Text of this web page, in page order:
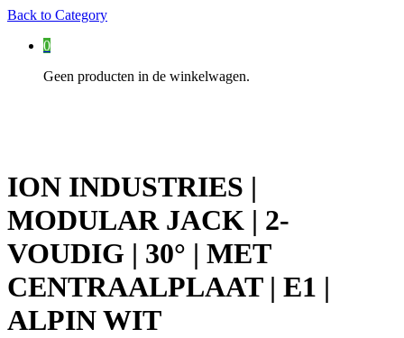
Back to Category
0
Geen producten in de winkelwagen.
ION INDUSTRIES |
MODULAR JACK | 2-
VOUDIG | 30° | MET
CENTRAALPLAAT | E1 |
ALPIN WIT